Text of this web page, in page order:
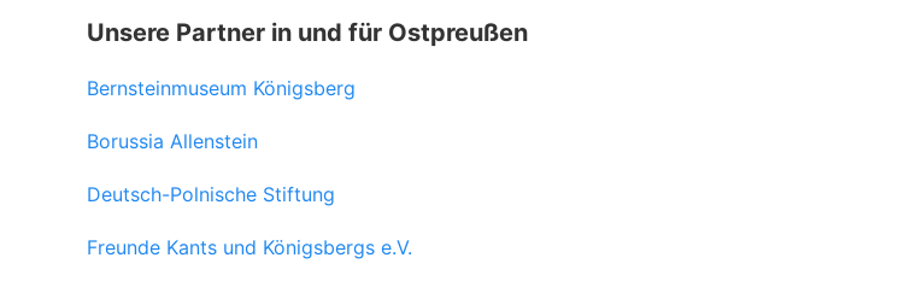
Unsere Partner in und für Ostpreußen
Bernsteinmuseum Königsberg
Borussia Allenstein
Deutsch-Polnische Stiftung
Freunde Kants und Königsbergs e.V.